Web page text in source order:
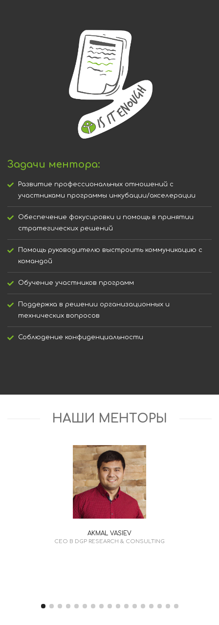
Задачи ментора:
Развитие профессиональных отношений с
участниками программы инкубации/акселерации
Обеспечение фокусировки и помощь в принятии
стратегических решений
Помощь руководителю выстроить коммуникацию с
командой
Обучение участников программ
Поддержка в решении организационных и
технических вопросов
Соблюдение конфиденциальности
НАШИ МЕНТОРЫ
AKMAL VASIEV
CEO В DGP RESEARCH & CONSULTING